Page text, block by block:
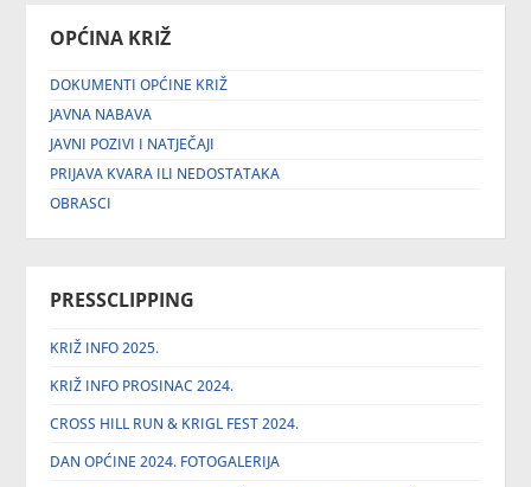
OPĆINA KRIŽ
DOKUMENTI OPĆINE KRIŽ
JAVNA NABAVA
JAVNI POZIVI I NATJEČAJI
PRIJAVA KVARA ILI NEDOSTATAKA
OBRASCI
PRESSCLIPPING
KRIŽ INFO 2025.
KRIŽ INFO PROSINAC 2024.
CROSS HILL RUN & KRIGL FEST 2024.
DAN OPĆINE 2024. FOTOGALERIJA